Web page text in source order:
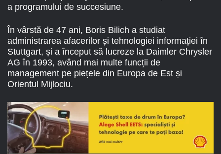
a programului de succesiune.
În vârstă de 47 ani, Boris Bilich a studiat
administrarea afacerilor și tehnologiei informației în
Stuttgart, și a început să lucreze la Daimler Chrysler
AG în 1993, având mai multe funcții de
management pe piețele din Europa de Est și
Orientul Mijlociu.